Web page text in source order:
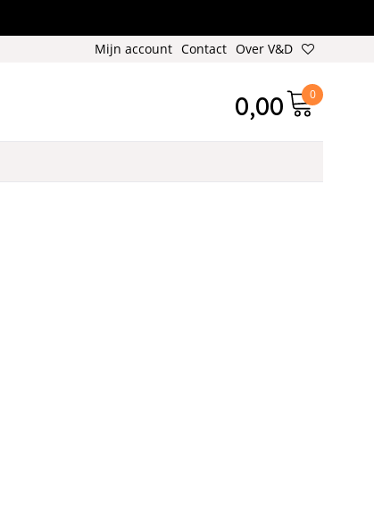
Mijn account Contact Over V&D
0
0,00